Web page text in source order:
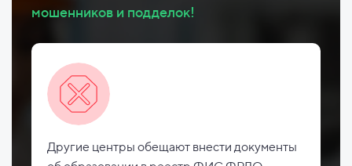
мошенников и подделок!
Другие центры обещают внести документы